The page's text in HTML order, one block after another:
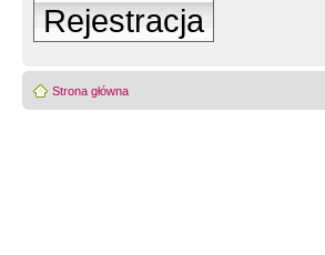
Rejestracja
Strona główna